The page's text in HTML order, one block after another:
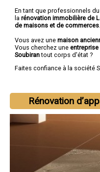
En tant que professionnels
la rénovation immobilière de
de maisons et de commerces
Vous avez une maison
Vous cherchez une entreprise
Soubirantout corps d'état ?
Faites confiance à la société
Rénovation